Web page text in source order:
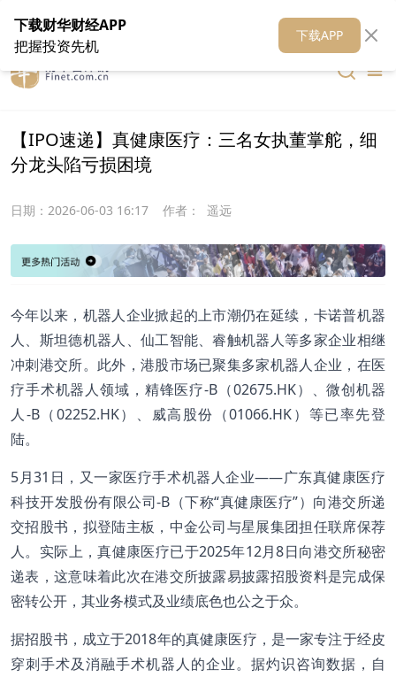
在线客服 关于我们 财华媒体矩阵 财华智库
【IPO速递】真健康医疗：三名女执董掌舵，细
分龙头陷亏损困境
日期： 2026-06-03 16:17 作者： 遥远
今年以来，机器人企业掀起的上市潮仍在延续，卡诺普机器
人、斯坦德机器人、仙工智能、睿触机器人等多家企业相继
冲刺港交所。此外，港股市场已聚集多家机器人企业，在医
疗手术机器人领域，精锋医疗-B（02675.HK）、微创机器
人-B（02252.HK）、威高股份（01066.HK）等已率先登
陆。
5月31日，又一家医疗手术机器人企业——广东真健康医疗
科技开发股份有限公司-B（下称“真健康医疗”）向港交所递
交招股书，拟登陆主板，中金公司与星展集团担任联席保荐
人。实际上，真健康医疗已于2025年12月8日向港交所秘密
递表，这意味着此次在港交所披露易披露招股资料是完成保
密转公开，其业务模式及业绩底色也公之于众。
据招股书，成立于2018年的真健康医疗，是一家专注于经皮
穿刺手术及消融手术机器人的企业。据灼识咨询数据，自
下载财华财经APP
把握投资先机
下载APP